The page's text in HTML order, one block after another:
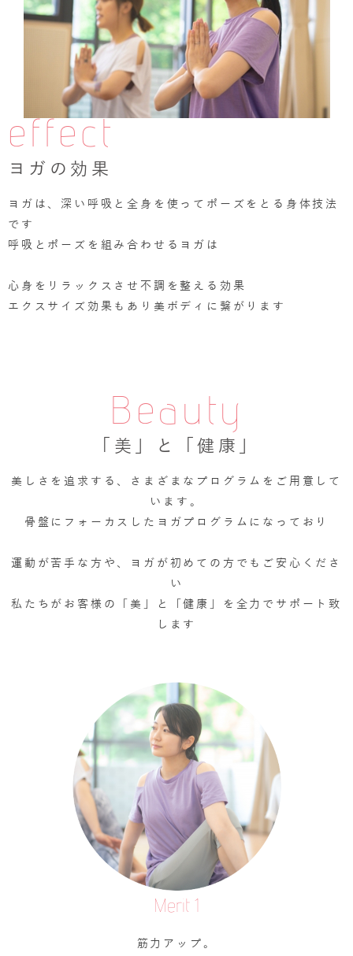
effect
ヨガの効果
ヨガは、深い呼吸と全身を使ってポーズをとる身体技法
です
呼吸とポーズを組み合わせるヨガは
心身をリラックスさせ不調を整える効果
エクスサイズ効果もあり美ボディに繋がります
Beauty
「美」と「健康」
美しさを追求する、さまざまなプログラムをご用意して
います。
骨盤にフォーカスしたヨガプログラムになっており
運動が苦手な方や、ヨガが初めての方でもご安心くださ
い
私たちがお客様の「美」と「健康」を全力でサポート致
します
Merit 1
筋力アップ。